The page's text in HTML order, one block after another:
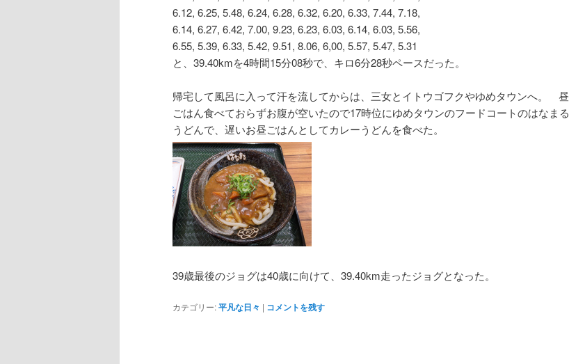
6.12, 6.25, 5.48, 6.24, 6.28, 6.32, 6.20, 6.33, 7.44, 7.18,
6.14, 6.27, 6.42, 7.00, 9.23, 6.23, 6.03, 6.14, 6.03, 5.56,
6.55, 5.39, 6.33, 5.42, 9.51, 8.06, 6,00, 5.57, 5.47, 5.31
と、39.40kmを4時間15分08秒で、キロ6分28秒ペースだった。
帰宅して風呂に入って汗を流してからは、三女とイトウゴフクやゆめタウンへ。 昼
ごはん食べておらずお腹が空いたので17時位にゆめタウンのフードコートのはなまる
うどんで、遅いお昼ごはんとしてカレーうどんを食べた。
39歳最後のジョグは40歳に向けて、39.40km走ったジョグとなった。
カテゴリー:平凡な日々 | コメントを残す